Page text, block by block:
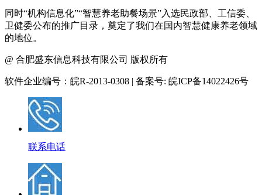
同时“机构信息化”“智慧养老助餐场景”入选民政部、工信委、
卫健委公布的推广目录，奠定了我们在国内智慧健康养老领域
的地位。
@ 合肥盛东信息科技有限公司 版权所有
软件企业编号：皖R-2013-0308 | 备案号: 皖ICP备14022426号
联系电话